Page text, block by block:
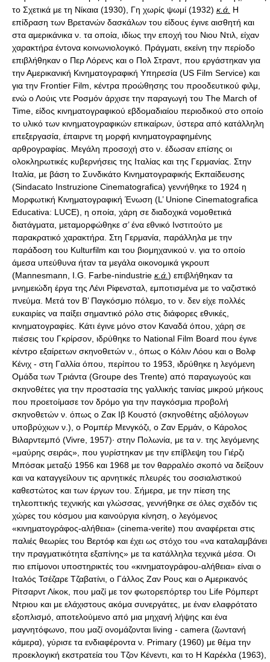
το Σχετικά με τη Νίκαια (1930), Γη χωρίς ψωμί (1932) κ.ά. Η
επίδραση των Βρετανών δασκάλων του είδους έγινε αισθητή και
στα αμερικάνικα ν. τα οποία, ιδίως την εποχή του Νιου Ντιλ, είχαν
χαρακτήρα έντονα κοινωνιολογικό. Πράγματι, εκείνη την περίοδο
επιβλήθηκαν ο Περ Λόρενς και ο Πολ Στραντ, που εργάστηκαν για
την Αμερικανική Κινηματογραφική Υπηρεσία (US Film Service) και
για την Frontier Film, κέντρα προώθησης του προοδευτικού φιλμ,
ενώ ο Λούις ντε Poσμόν άρχισε την παραγωγή του The March of
Time, είδος κινηματογραφικού εβδομαδιαίου περιοδικού στο οποίο
το υλικό των κινηματογραφικών επικαίρων, ύστερα από κατάλληλη
επεξεργασία, έπαιρνε τη μορφή κινηματογραφημένης
αρθρογραφίας. Μεγάλη προσοχή στο ν. έδωσαν επίσης οι
ολοκληρωτικές κυβερνήσεις της Ιταλίας και της Γερμανίας. Στην
Ιταλία, με βάση το Συνδικάτο Κινηματογραφικής Εκπαίδευσης
(Sindacato Instruzione Cinematografica) γεννήθηκε το 1924 η
Μορφωτική Κινηματογραφική Ένωση (L’ Unione Cinematografica
Educativa: LUCE), η οποία, χάρη σε διαδοχικά νομοθετικά
διατάγματα, μεταμορφώθηκε σ’ ένα εθνικό Ινστιτούτο με
παρακρατικό χαρακτήρα. Στη Γερμανία, παράλληλα με την
παράδοση του Kulturfilm και του βιομηχανικού ν. για το οποίο
άμεσα υπεύθυνα ήταν τα μεγάλα οικονομικά γκρουπ
(Mannesmann, I.G. Farbe-nindustrie κ.ά. ) επιβλήθηκαν τα
μνημειώδη έργα της Λένι Ρίφενσταλ, εμποτισμένα με το ναζιστικό
πνεύμα. Μετά τον B’ Παγκόσμιο πόλεμο, το ν. δεν είχε πολλές
ευκαιρίες να παίξει σημαντικό ρόλο στις διάφορες εθνικές,
κινηματογραφίες. Κάτι έγινε μόνο στον Καναδά όπου, χάρη σε
πιέσεις του Γκρίρσον, ιδρύθηκε το National Film Board που έγινε
κέντρο εξαίρετων σκηνοθετών ν., όπως ο Κόλιν Λόου και ο Βολφ
Κένιχ - στη Γαλλία όπου, περίπου το 1953, ιδρύθηκε η λεγόμενη
Ομάδα των Τριάντα (Groupe des Trente) από παραγωγούς και
σκηνοθέτες για την προστασία της γαλλικής ταινίας μικρού μήκους
που προετοίμασε τον δρόμο για την παγκόσμια προβολή
σκηνοθετών ν. όπως ο Ζακ Ιβ Κουστό (σκηνοθέτης αξιόλογων
υποβρύχιων ν.), ο Ρομπέρ Μενγκόζι, ο Ζαν Ερμάν, ο Κάρολος
Βιλαρντεμπό (Vivre, 1957)· στην Πολωνία, με τα ν. της λεγόμενης
«μαύρης σειράς», που γυρίστηκαν με την επίβλεψη του Γιέρζι
Μπόσακ μεταξύ 1956 και 1968 με τον θαρραλέο σκοπό να δείξουν
και να καταγγείλουν τις αρνητικές πλευρές του σοσιαλιστικού
καθεστώτος και των έργων του. Σήμερα, με την πίεση της
τηλεοπτικής τεχνικής και γλώσσας, γεννήθηκε σε όλες σχεδόν τις
χώρες του κόσμου μια καινούργια κίνηση, ο λεγόμενος
«κινηματογράφος-αλήθεια» (cinema-verite) που αναφέρεται στις
παλιές θεωρίες του Βερτόφ και έχει ως στόχο του «να καταλαμβάνει
την πραγματικότητα εξαπίνης» με τα κατάλληλα τεχνικά μέσα. Οι
πιο επίμονοι υποστηρικτές του «κινηματογράφου-αλήθεια» είναι ο
Ιταλός Τσέζαρε Τζαβατίνι, ο Γάλλος Ζαν Ρους και ο Αμερικανός
Ρίτσαρντ Λίκοκ, που μαζί με τον φωτορεπόρτερ του Life Ρόμπερτ
Ντριου και με ελάχιστους ακόμα συνεργάτες, με έναν ελαφρότατο
εξοπλισμό, αποτελούμενο από μια μηχανή λήψης και ένα
μαγνητόφωνο, που μαζί ονομάζονται living - camera (ζωντανή
κάμερα), γύρισε τα ενδιαφέροντα ν. Primary (1960) με θέμα την
προεκλογική εκστρατεία του Τζον Κένεντι, και το Η Καρέκλα (1963),